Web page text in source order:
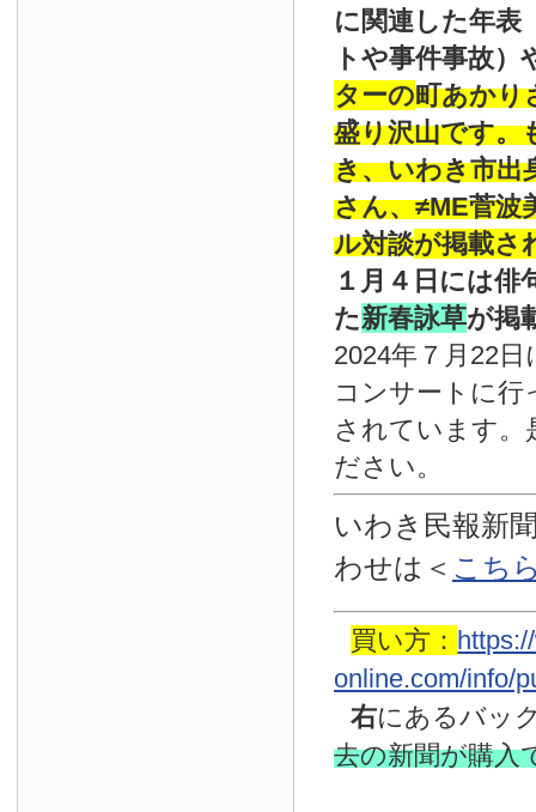
に関連した年表
トや事件事故）
ターの町あかり
盛り沢山です。
き、いわき市出
さん、≠ME菅波
ル対談が掲載さ
１月４日には俳
た新春詠草が掲
2024年７月22
コンサートに行
されています。
ださい。
いわき民報新
わせは ＜ こち
買い方：
online.com/info/
右にあるバッ
去の新聞が購入